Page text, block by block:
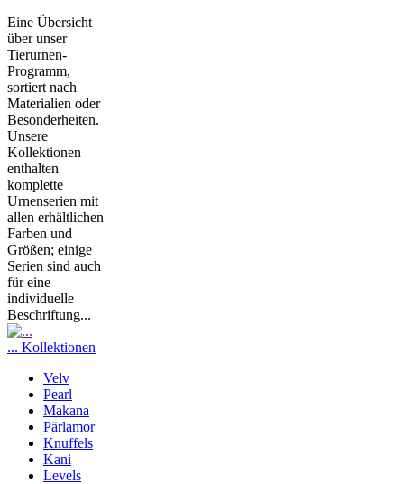
Eine Übersicht
über unser
Tierurnen-
Programm,
sortiert nach
Materialien oder
Besonderheiten.
Unsere
Kollektionen
enthalten
komplette
Urnenserien mit
allen erhältlichen
Farben und
Größen; einige
Serien sind auch
für eine
individuelle
Beschriftung...
... Kollektionen
Velv
Pearl
Makana
Pärlamor
Knuffels
Kani
Levels